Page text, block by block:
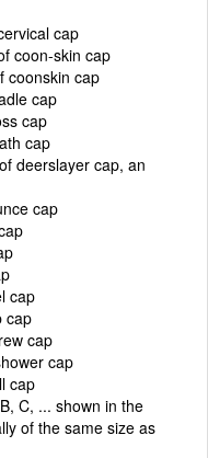
cap
coon-skin cap
coonskin cap
cap
cap
cap
deerslayer cap, an
cap
cap
cap
cap
cap
cap
C, ... shown in the
of the same size as